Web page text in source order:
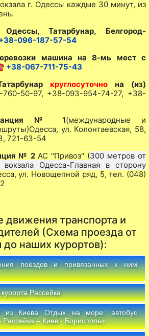
г. Одессы каждые 30 минут, из
Татарбунар, Белгород-
096-187-57-54
машина на 8-мь мест с
+38-067-711-75-43
круглосуточно на (из)
760-50-97, +38-093-954-74-27, +38-
№ 1(международные и
ул. Колонтаевская, 58,
721-63-54
№ 2 АС "Привоз" (300 метров от
Одесса-Главная в сторону
ул. Новощепной ряд, 5, тел. (048)
движения транспорта и
(Схема проезда от
наших курортов):
поездов и привязанных к ним
Рассейка
Киева Отдых на море: автобус
– Киев - Борисполь»